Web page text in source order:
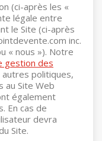
(ci-après les «
légale entre
le Site (ci-après
inc.
« nous »). Notre
gestion des
autres politiques,
au Site Web
également
En cas de
devra
Site.